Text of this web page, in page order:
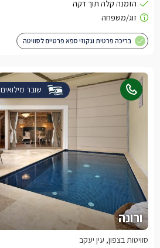
בריכה פרטית וגקוזי ספא פרטיים לסוויטה
שובר מילואים
ורונה
סוויטות בצפון, עין יעקב